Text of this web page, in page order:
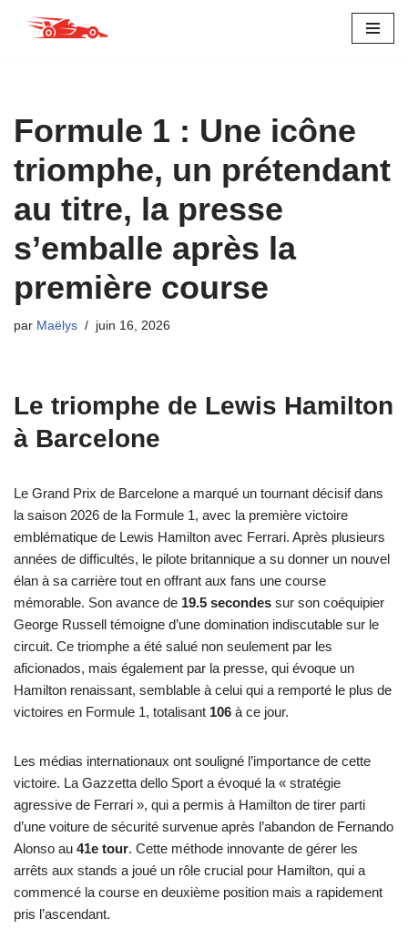
Formule 1 : Une icône
triomphe, un prétendant
au titre, la presse
s’emballe après la
première course
par Maëlys juin 16, 2026
Le triomphe de Lewis Hamilton
à Barcelone
Le Grand Prix de Barcelone a marqué un tournant décisif dans
la saison 2026 de la Formule 1, avec la première victoire
emblématique de Lewis Hamilton avec Ferrari. Après plusieurs
années de difficultés, le pilote britannique a su donner un nouvel
élan à sa carrière tout en offrant aux fans une course
mémorable. Son avance de 19.5 secondes sur son coéquipier
George Russell témoigne d’une domination indiscutable sur le
circuit. Ce triomphe a été salué non seulement par les
aficionados, mais également par la presse, qui évoque un
Hamilton renaissant, semblable à celui qui a remporté le plus de
victoires en Formule 1, totalisant 106 à ce jour.
Les médias internationaux ont souligné l’importance de cette
victoire. La Gazzetta dello Sport a évoqué la « stratégie
agressive de Ferrari », qui a permis à Hamilton de tirer parti
d’une voiture de sécurité survenue après l’abandon de Fernando
Alonso au 41e tour. Cette méthode innovante de gérer les
arrêts aux stands a joué un rôle crucial pour Hamilton, qui a
commencé la course en deuxième position mais a rapidement
pris l’ascendant.